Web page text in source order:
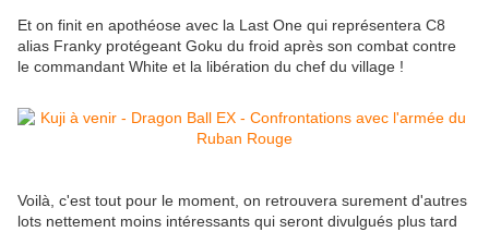
Et on finit en apothéose avec la Last One qui représentera C8
alias Franky protégeant Goku du froid après son combat contre
le commandant White et la libération du chef du village !
Voilà, c'est tout pour le moment, on retrouvera surement d'autres
lots nettement moins intéressants qui seront divulgués plus tard